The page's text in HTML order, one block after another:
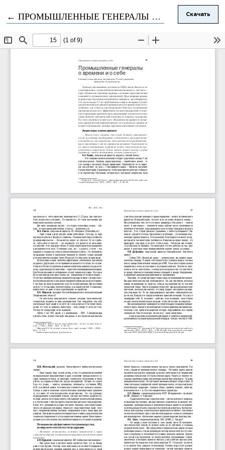
←Вернуться к Подробностям о статье
ПРОМЫШЛЕННЫЕ ГЕНЕРАЛЫ О ВРЕМЕНИ И О СЕБЕ Скачать